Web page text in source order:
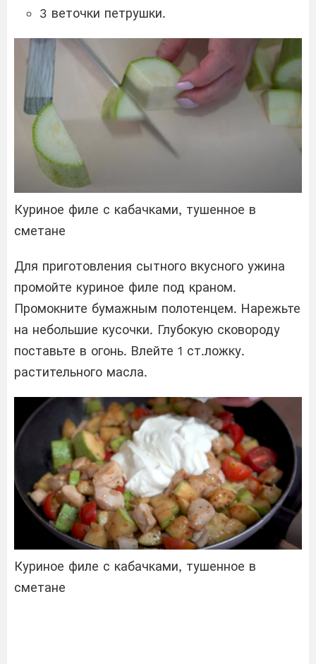
3 веточки петрушки.
Куриное филе с кабачками, тушенное в
сметане
Для приготовления сытного вкусного ужина
промойте куриное филе под краном.
Промокните бумажным полотенцем. Нарежьте
на небольшие кусочки. Глубокую сковороду
поставьте в огонь. Влейте 1 ст.ложку.
растительного масла.
Куриное филе с кабачками, тушенное в
сметане